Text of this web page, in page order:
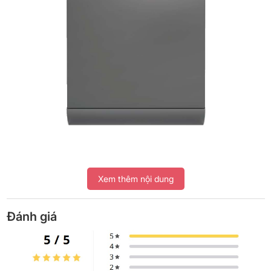
Tổng quan thiết kế
Máy rửa chén Bekothuộc loại máy rửa chén độc lập, đặt để
kết hợp với nội thất trong không gian.
chế tình trạng rò rỉ cũng như mang đến tính thẩm mỹ cho sản
phẩm.
Xem thêm nội dung
Đánh giá